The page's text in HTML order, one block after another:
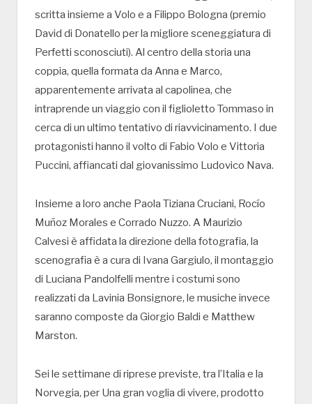
scritta insieme a Volo e a Filippo Bologna (premio
David di Donatello per la migliore sceneggiatura di
Perfetti sconosciuti). Al centro della storia una
coppia, quella formata da Anna e Marco,
apparentemente arrivata al capolinea, che
intraprende un viaggio con il figlioletto Tommaso in
cerca di un ultimo tentativo di riavvicinamento. I due
protagonisti hanno il volto di Fabio Volo e Vittoria
Puccini, affiancati dal giovanissimo Ludovico Nava.
Insieme a loro anche Paola Tiziana Cruciani, Rocío
Muñoz Morales e Corrado Nuzzo. A Maurizio
Calvesi è affidata la direzione della fotografia, la
scenografia è a cura di Ivana Gargiulo, il montaggio
di Luciana Pandolfelli mentre i costumi sono
realizzati da Lavinia Bonsignore, le musiche invece
saranno composte da Giorgio Baldi e Matthew
Marston.
Sei le settimane di riprese previste, tra l’Italia e la
Norvegia, per Una gran voglia di vivere, prodotto